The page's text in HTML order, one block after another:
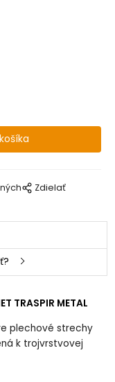
Zdielať
TRASPIR METAL
plechové strechy
k trojvrstvovej